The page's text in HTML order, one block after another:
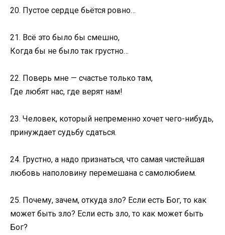
20. Пустое сердце бьётся ровно…
21. Всё это было бы смешно,
Когда бы не было так грустно…
22. Поверь мне — счастье только там,
Где любят нас, где верят нам!
23. Человек, который непременно хочет чего-нибудь,
принуждает судьбу сдаться.
24. Грустно, а надо признаться, что самая чистейшая
любовь наполовину перемешана с самолюбием.
25. Почему, зачем, откуда зло? Если есть Бог, то как
может быть зло? Если есть зло, то как может быть
Бог?